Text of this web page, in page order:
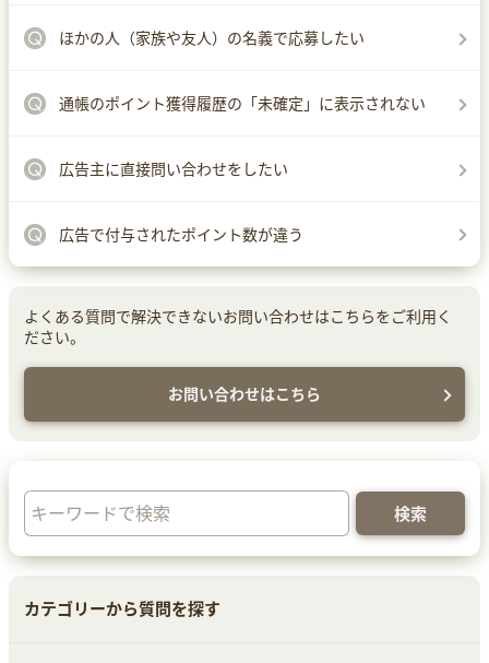
ほかの人（家族や友人）の名義で応募したい
通帳のポイント獲得履歴の「未確定」に表示されない
広告主に直接問い合わせをしたい
広告で付与されたポイント数が違う
よくある質問で解決できないお問い合わせはこちらをご利用く
ださい。
お問い合わせはこちら
カテゴリーから質問を探す